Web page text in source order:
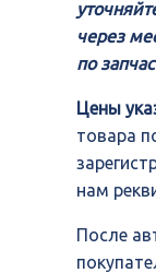
через
по
Цены
товара
нам
После